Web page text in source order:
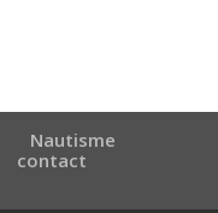
Nautisme
contact